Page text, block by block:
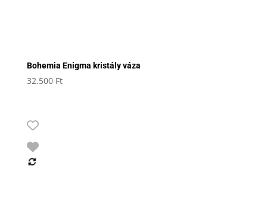
Bohemia Enigma kristály váza
32.500 Ft